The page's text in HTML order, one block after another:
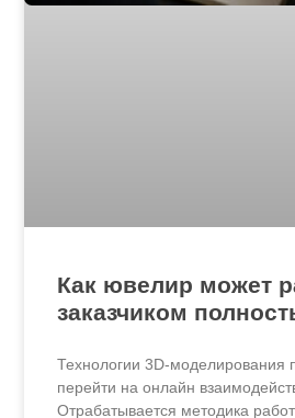
Как ювелир может
заказчиком
Технологии 3D-моделирования
перейти на онлайн
Отрабатывается методика